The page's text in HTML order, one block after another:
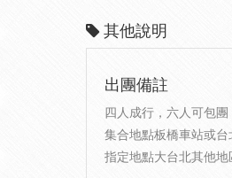
其他說明
出團備註
四人成行，六人可包團
集合地點板橋車站或
指定地點大台北其他